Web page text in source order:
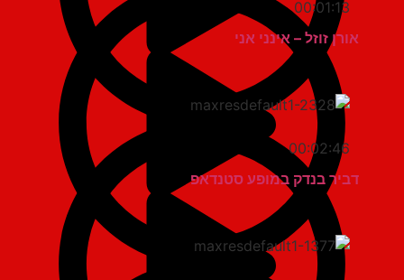
00:01:13
אורן זוזל – אינני אני
00:02:46
דביר בנדק במופע סטנדאפ